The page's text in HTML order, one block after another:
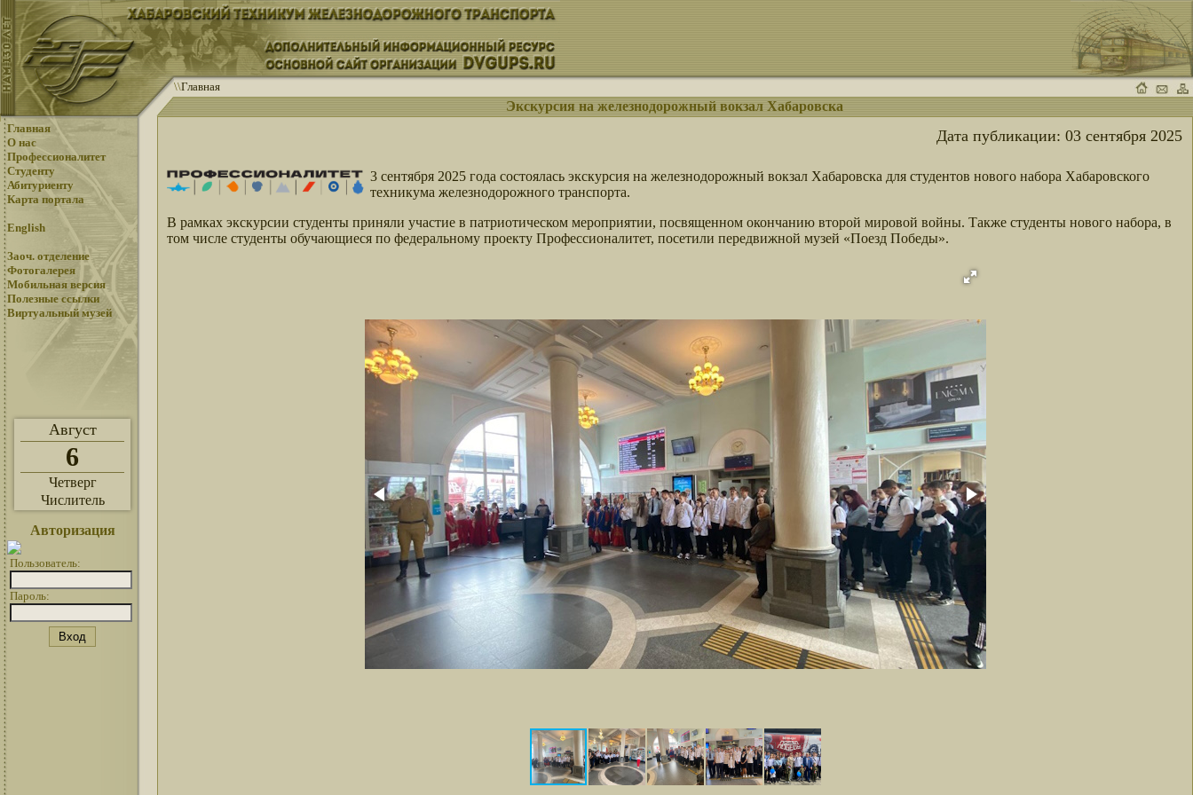
\\Главная
Экскурсия на железнодорожный вокзал Хабаровска
Главная
О нас
Профессионалитет
Студенту
Абитуриенту
Карта портала
English
Заоч. отделение
Фотогалерея
Мобильная версия
Полезные ссылки
Виртуальный музей
Август
6
Четверг
Числитель
Авторизация
Пользователь:
Пароль:
Дата публикации: 03 сентября 2025
3 сентября 2025 года состоялась экскурсия на железнодорожный вокзал Хабаровска для студентов нового набора Хабаровского
техникума железнодорожного транспорта.
В рамках экскурсии студенты приняли участие в патриотическом мероприятии, посвященном окончанию второй мировой войны. Также студенты нового набора, в
том числе студенты обучающиеся по федеральному проекту Профессионалитет, посетили передвижной музей «Поезд Победы».